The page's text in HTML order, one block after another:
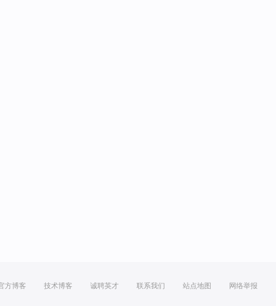
方博客 技术博客 诚聘英才 联系我们 站点地图 网络举报